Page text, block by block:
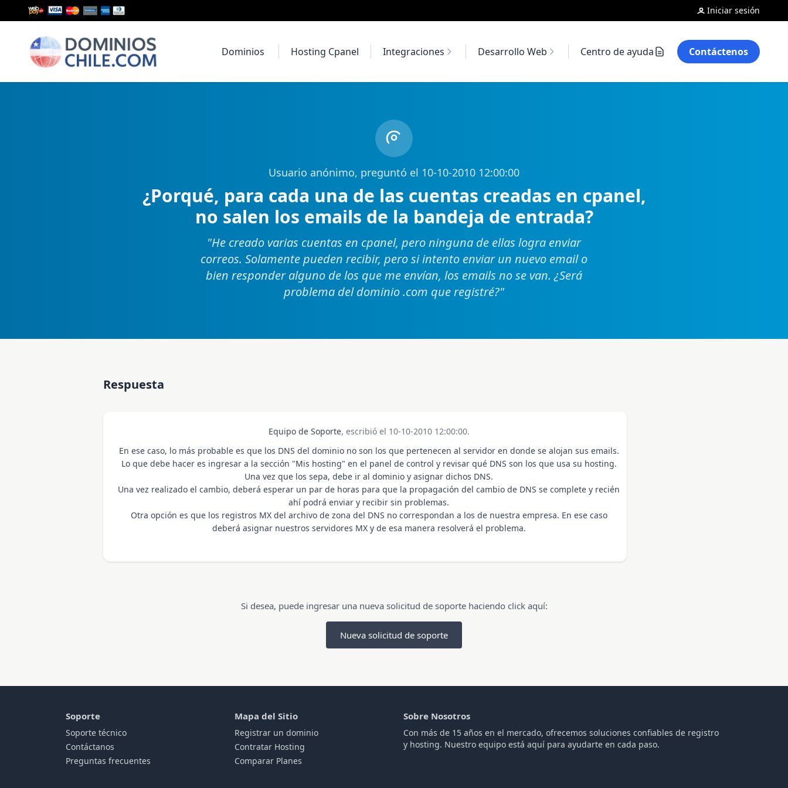
Iniciar sesión
Dominios Hosting Cpanel Integraciones Desarrollo Web Centro de ayuda Contáctenos
Usuario anónimo, preguntó el 10-10-2010 12:00:00
¿Porqué, para cada una de las cuentas creadas en cpanel,
no salen los emails de la bandeja de entrada?
"He creado varias cuentas en cpanel, pero ninguna de ellas logra enviar
correos. Solamente pueden recibir, pero si intento enviar un nuevo email o
bien responder alguno de los que me envían, los emails no se van. ¿Será
problema del dominio .com que registré?"
Respuesta
Equipo de Soporte, escribió el 10-10-2010 12:00:00.
En ese caso, lo más probable es que los DNS del dominio no son los que pertenecen al servidor en donde se alojan sus emails.
Lo que debe hacer es ingresar a la sección "Mis hosting" en el panel de control y revisar qué DNS son los que usa su hosting.
Una vez que los sepa, debe ir al dominio y asignar dichos DNS.
Una vez realizado el cambio, deberá esperar un par de horas para que la propagación del cambio de DNS se complete y recién
ahí podrá enviar y recibir sin problemas.
Otra opción es que los registros MX del archivo de zona del DNS no correspondan a los de nuestra empresa. En ese caso
deberá asignar nuestros servidores MX y de esa manera resolverá el problema.
Si desea, puede ingresar una nueva solicitud de soporte haciendo click aquí:
Nueva solicitud de soporte
Soporte
Soporte técnico
Contáctanos
Preguntas frecuentes
Mapa del Sitio
Registrar un dominio
Contratar Hosting
Comparar Planes
Sobre Nosotros
Con más de 15 años en el mercado, ofrecemos soluciones confiables de registro
y hosting. Nuestro equipo está aquí para ayudarte en cada paso.